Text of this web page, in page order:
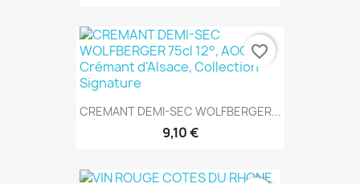
CREMANT DEMI-SEC WOLFBERGER...
9,10 €
favorite_border